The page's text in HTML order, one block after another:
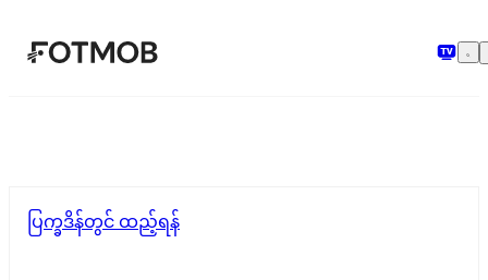
အဓိကအကြောင်းအရာသို့ ကျော်သွားရန်
ပြက္ခဒိန်တွင် ထည့်ရန်